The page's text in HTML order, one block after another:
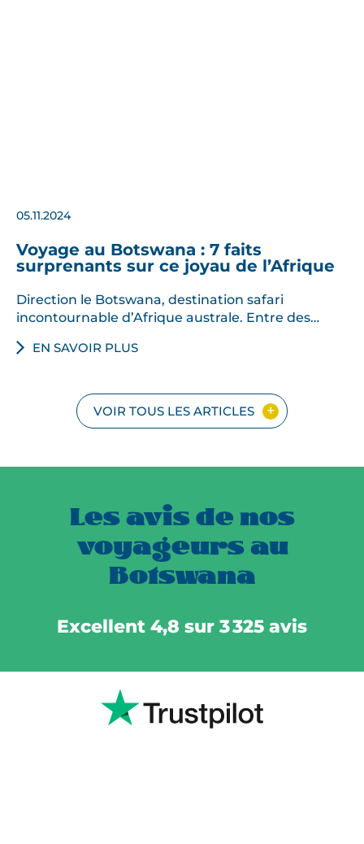
05.11.2024
Voyage au Botswana : 7 faits
surprenants sur ce joyau de l’Afrique
Direction le Botswana, destination safari
incontournable d’Afrique australe. Entre des…
EN SAVOIR PLUS
VOIR TOUS LES ARTICLES
Les avis de nos
voyageurs au
Botswana
Excellent 4,8 sur 3 325 avis